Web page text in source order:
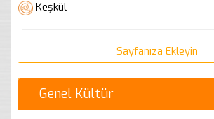
Keşkül
Sayfanıza Ekleyin
Genel Kültür